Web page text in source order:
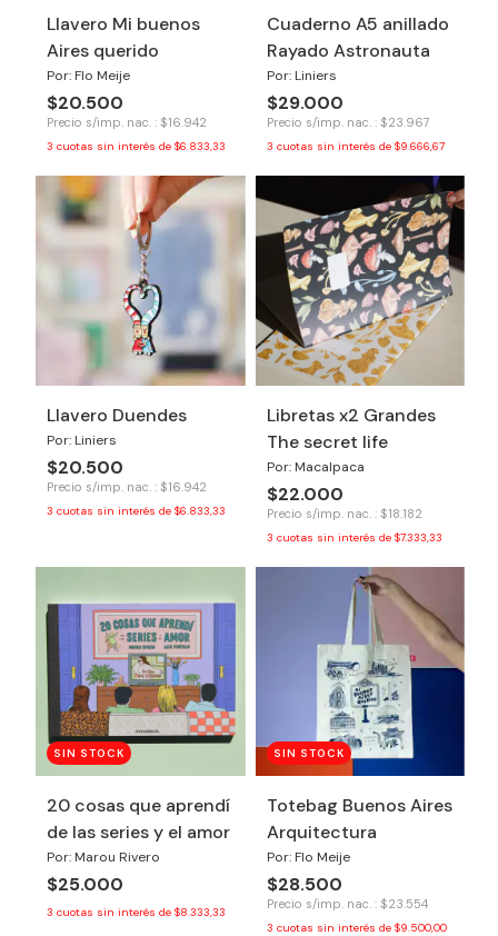
Llavero Mi buenos
Aires querido
Por: Flo Meije
$20.500
Precio s/imp. nac. : $16.942
3 cuotas sin interés de $6.833,33
Cuaderno A5 anillado
Rayado Astronauta
Por: Liniers
$29.000
Precio s/imp. nac. : $23.967
3 cuotas sin interés de $9.666,67
Llavero Duendes
Por: Liniers
$20.500
Precio s/imp. nac. : $16.942
3 cuotas sin interés de $6.833,33
Libretas x2 Grandes
The secret life
Por: Macalpaca
$22.000
Precio s/imp. nac. : $18.182
3 cuotas sin interés de $7.333,33
SIN STOCK
20 cosas que aprendí
de las series y el amor
Por: Marou Rivero
$25.000
3 cuotas sin interés de $8.333,33
SIN STOCK
Totebag Buenos Aires
Arquitectura
Por: Flo Meije
$28.500
Precio s/imp. nac. : $23.554
3 cuotas sin interés de $9.500,00